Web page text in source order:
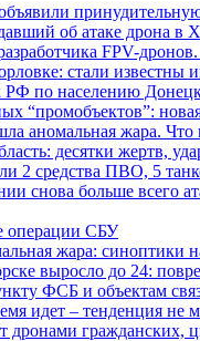
об атаке дрона в
FPV-
стали известны
по населению
“промобъектов”:
аномальная жара. Что
десятки жертв,
2 средства ПВО, 5
снова больше всего
операции СБУ
жара: синоптики
выросло до 24:
ФСБ и объектам
идет – тенденция не
дронами гражданских,